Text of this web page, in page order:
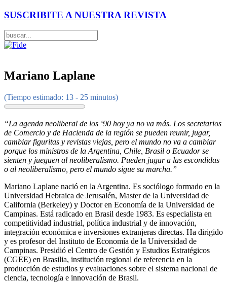
SUSCRIBITE A NUESTRA REVISTA
Mariano Laplane
(Tiempo estimado: 13 - 25 minutos)
“La agenda neoliberal de los ‘90 hoy ya no va más. Los secretarios
de Comercio y de Hacienda de la región se pueden reunir, jugar,
cambiar figuritas y revistas viejas, pero el mundo no va a cambiar
porque los ministros de la Argentina, Chile, Brasil o Ecuador se
sienten y jueguen al neoliberalismo. Pueden jugar a las escondidas
o al neoliberalismo, pero el mundo sigue su marcha.”
Mariano Laplane nació en la Argentina. Es sociólogo formado en la
Universidad Hebraica de Jerusalén, Master de la Universidad de
California (Berkeley) y Doctor en Economía de la Universidad de
Campinas. Está radicado en Brasil desde 1983. Es especialista en
competitividad industrial, política industrial y de innovación,
integración económica e inversiones extranjeras directas. Ha dirigido
y es profesor del Instituto de Economía de la Universidad de
Campinas. Presidió el Centro de Gestión y Estudios Estratégicos
(CGEE) en Brasilia, institución regional de referencia en la
producción de estudios y evaluaciones sobre el sistema nacional de
ciencia, tecnología e innovación de Brasil.